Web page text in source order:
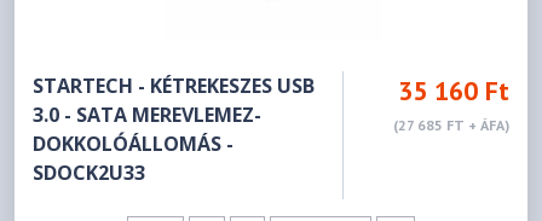
STARTECH - KÉTREKESZES USB
3.0 - SATA MEREVLEMEZ-
DOKKOLÓÁLLOMÁS -
SDOCK2U33
35 160 Ft
(27 685 FT + ÁFA)